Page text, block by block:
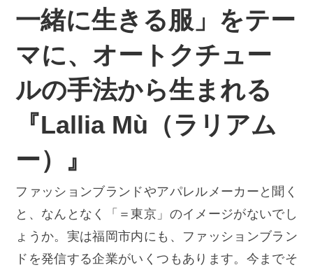
一緒に生きる服」をテー
マに、オートクチュー
ルの手法から生まれる
『Lallia Mù（ラリアム
ー）』
ファッションブランドやアパレルメーカーと聞く
と、なんとなく「＝東京」のイメージがないでし
ょうか。実は福岡市内にも、ファッションブラン
ドを発信する企業がいくつもあります。今までそ